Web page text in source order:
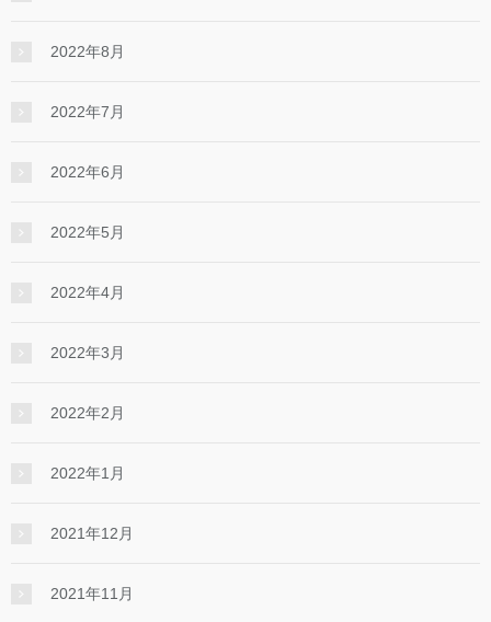
2022年8月
2022年7月
2022年6月
2022年5月
2022年4月
2022年3月
2022年2月
2022年1月
2021年12月
2021年11月